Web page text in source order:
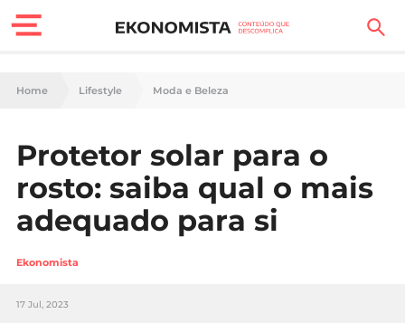
Finanças Pessoais
Carreira
Casa
Lifestyle
Sociedade
Home Lifestyle Moda e Beleza
Protetor solar para o
rosto: saiba qual o mais
adequado para si
Ekonomista
17 Jul, 2023